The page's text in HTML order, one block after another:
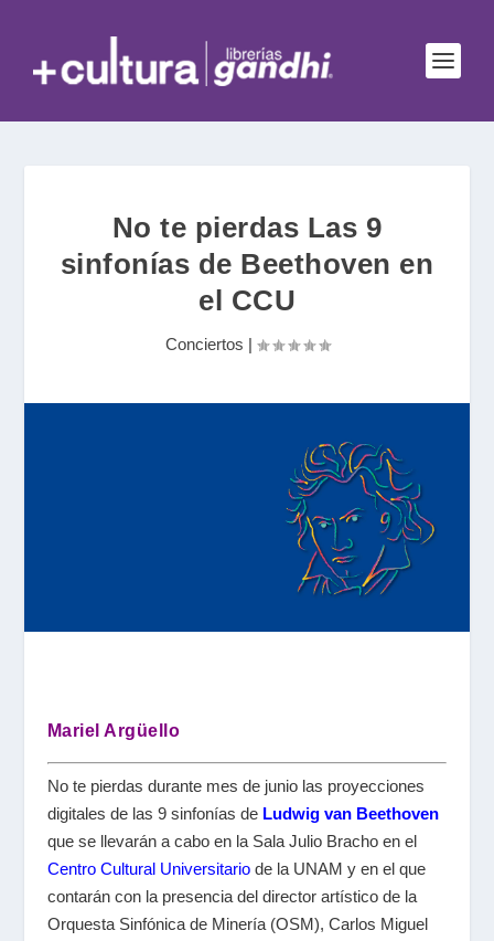
No te pierdas Las 9
sinfonías de Beethoven en
el CCU
Conciertos |
Mariel Argüello
No te pierdas durante mes de junio las proyecciones
digitales de las 9 sinfonías de Ludwig van Beethoven
que se llevarán a cabo en la Sala Julio Bracho en el
Centro Cultural Universitariode la UNAM y en el que
contarán con la presencia del director artístico de la
Orquesta Sinfónica de Minería (OSM), Carlos Miguel